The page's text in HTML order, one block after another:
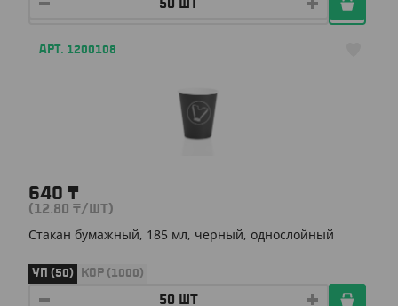
АРТ. 1200108
640 ₸
(12.80 ₸/ШТ)
Стакан бумажный, 185 мл, черный, однослойный
УП (50) КОР (1000)